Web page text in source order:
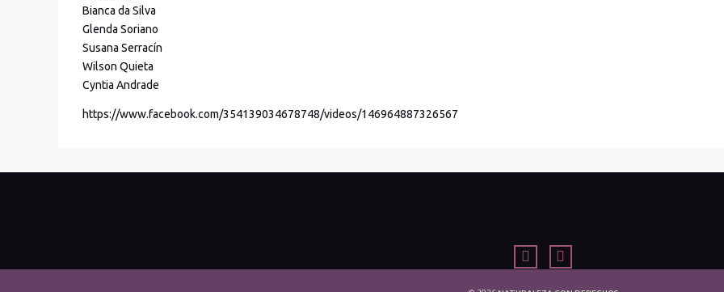
Bianca da Silva
Glenda Soriano
Susana Serracín
Wilson Quieta
Cyntia Andrade
https://www.facebook.com/354139034678748/videos/146964887326567